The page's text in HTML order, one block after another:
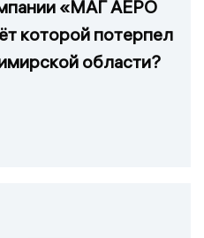
«МАГ АЕРО
которой потерпел
области?